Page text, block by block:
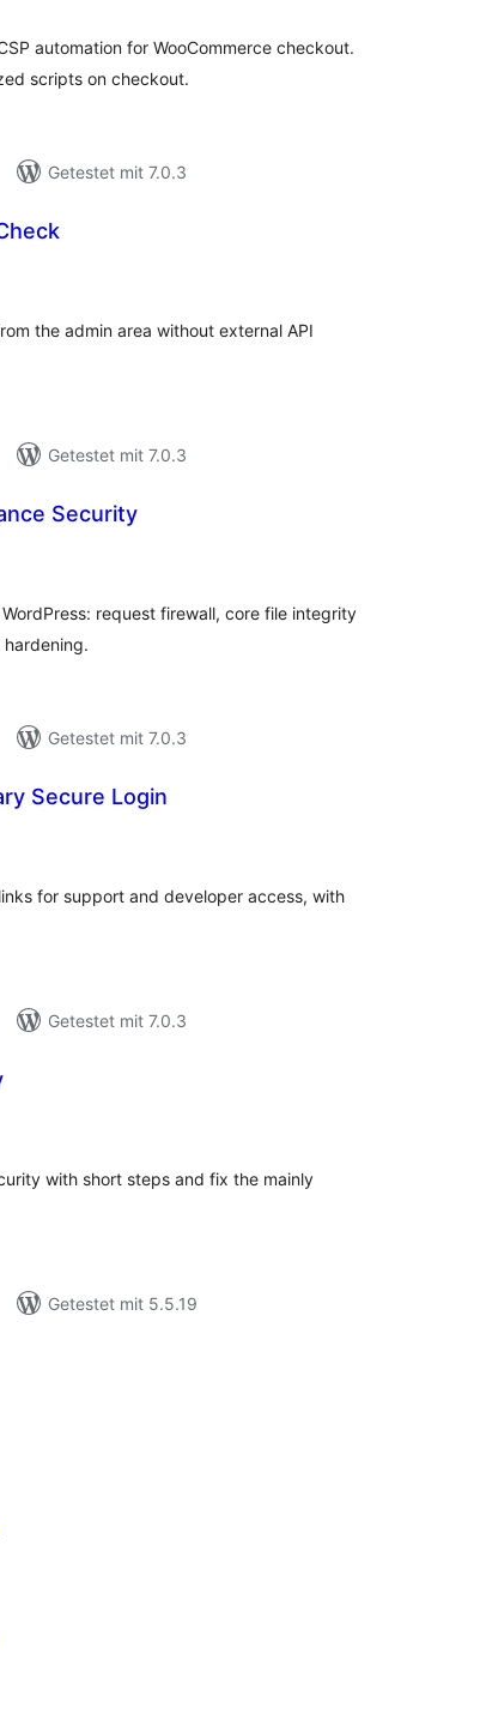
automation for WooCommerce checkout.
scripts on checkout.
Getestet mit 7.0.3
the admin area without external API
Getestet mit 7.0.3
Security
request firewall, core file integrity
Getestet mit 7.0.3
Secure Login
for support and developer access, with
Getestet mit 7.0.3
with short steps and fix the mainly
Getestet mit 5.5.19